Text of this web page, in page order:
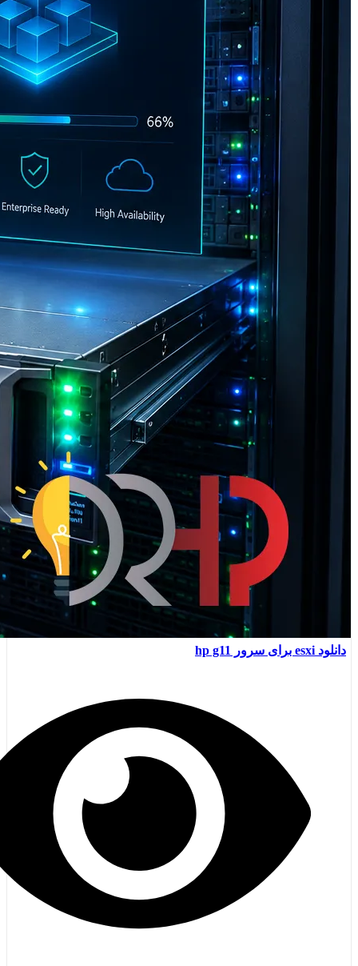
دانلود esxi برای سرور hp g11